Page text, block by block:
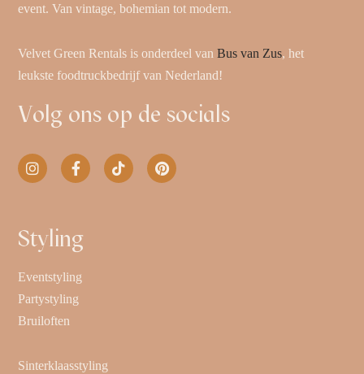
event. Van vintage, bohemian tot modern.
Velvet Green Rentals is onderdeel vanBus van Zus, het
leukste foodtruckbedrijf van Nederland!
Volg ons op de socials
Styling
Eventstyling
Partystyling
Bruiloften
Sinterklaasstyling